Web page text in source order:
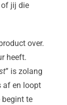
jij die
over.
heeft.
” is zolang
af en loopt
te